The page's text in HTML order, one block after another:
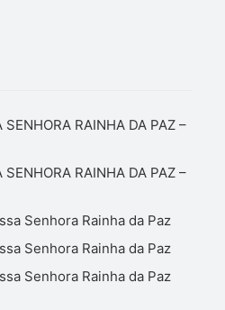
SENHORA RAINHA DA PAZ –
SENHORA RAINHA DA PAZ –
Senhora Rainha da Paz
Senhora Rainha da Paz
Senhora Rainha da Paz